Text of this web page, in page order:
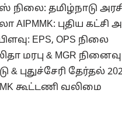
நிலை: தமிழ்நாடு
AIPMMK: புதிய கட்சி
பிளவு: EPS, OPS நிலை
மரபு & MGR நினைவு
& புதுச்சேரி தேர்தல்
DMK கூட்டணி வலிமை